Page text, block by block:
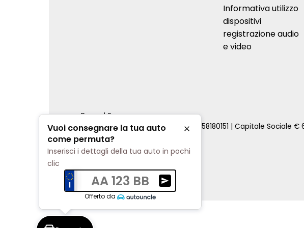
Informativa utilizzo
dispositivi
registrazione audio
e video
Renord S.p.a.
REA Milano 810796 | P.IVA e C.F. 00858180151 | Capitale Sociale
Cookie Policy
Privacy Policy
Impostazioni di tracciamento
Vuoi consegnare la tua auto
come permuta?
Chiudi
Inserisci i dettagli della tua auto in pochi
clic
AA 123 BB
Ricevi una valutazione della tua auto
Offerto da